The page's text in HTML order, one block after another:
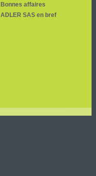
Bonnes affaires
ADLER SAS en bref